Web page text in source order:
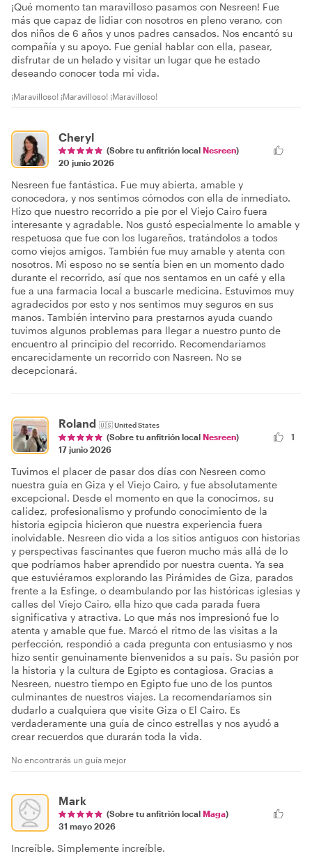
¡Qué momento tan maravilloso pasamos con Nesreen! Fue
más que capaz de lidiar con nosotros en pleno verano, con
dos niños de 6 años y unos padres cansados. Nos encantó su
compañía y su apoyo. Fue genial hablar con ella, pasear,
disfrutar de un helado y visitar un lugar que he estado
deseando conocer toda mi vida.
¡Maravilloso! ¡Maravilloso! ¡Maravilloso!
Cheryl
(Sobre tu anfitrión local Nesreen)
20 junio 2026
Nesreen fue fantástica. Fue muy abierta, amable y
conocedora, y nos sentimos cómodos con ella de inmediato.
Hizo que nuestro recorrido a pie por el Viejo Cairo fuera
interesante y agradable. Nos gustó especialmente lo amable y
respetuosa que fue con los lugareños, tratándolos a todos
como viejos amigos. También fue muy amable y atenta con
nosotros. Mi esposo no se sentía bien en un momento dado
durante el recorrido, así que nos sentamos en un café y ella
fue a una farmacia local a buscarle medicina. Estuvimos muy
agradecidos por esto y nos sentimos muy seguros en sus
manos. También intervino para prestarnos ayuda cuando
tuvimos algunos problemas para llegar a nuestro punto de
encuentro al principio del recorrido. Recomendaríamos
encarecidamente un recorrido con Nasreen. No se
decepcionará.
Roland 🇺🇸United States
(Sobre tu anfitrión local Nesreen)
17 junio 2026
1
Tuvimos el placer de pasar dos días con Nesreen como
nuestra guía en Giza y el Viejo Cairo, y fue absolutamente
excepcional. Desde el momento en que la conocimos, su
calidez, profesionalismo y profundo conocimiento de la
historia egipcia hicieron que nuestra experiencia fuera
inolvidable. Nesreen dio vida a los sitios antiguos con historias
y perspectivas fascinantes que fueron mucho más allá de lo
que podríamos haber aprendido por nuestra cuenta. Ya sea
que estuviéramos explorando las Pirámides de Giza, parados
frente a la Esfinge, o deambulando por las históricas iglesias y
calles del Viejo Cairo, ella hizo que cada parada fuera
significativa y atractiva. Lo que más nos impresionó fue lo
atenta y amable que fue. Marcó el ritmo de las visitas a la
perfección, respondió a cada pregunta con entusiasmo y nos
hizo sentir genuinamente bienvenidos a su país. Su pasión por
la historia y la cultura de Egipto es contagiosa. Gracias a
Nesreen, nuestro tiempo en Egipto fue uno de los puntos
culminantes de nuestros viajes. La recomendaríamos sin
dudarlo a cualquiera que visite Giza o El Cairo. Es
verdaderamente una guía de cinco estrellas y nos ayudó a
crear recuerdos que durarán toda la vida.
No encontrarás un guía mejor
Mark
(Sobre tu anfitrión local Maga)
31 mayo 2026
Increíble. Simplemente increíble.